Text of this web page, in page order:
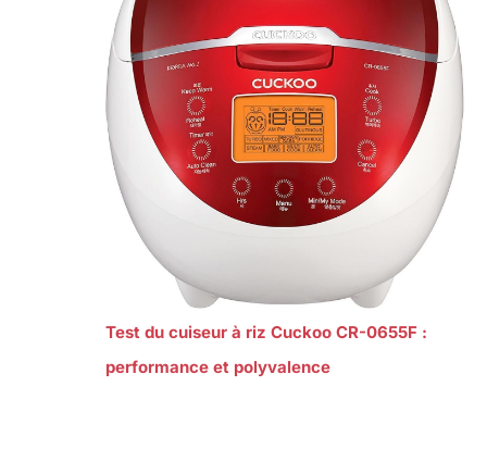
Test du cuiseur à riz Cuckoo CR-0655F :
performance et polyvalence